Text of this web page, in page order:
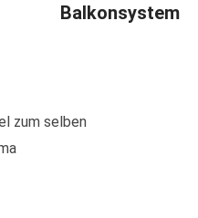
Balkonsystem
zum selben